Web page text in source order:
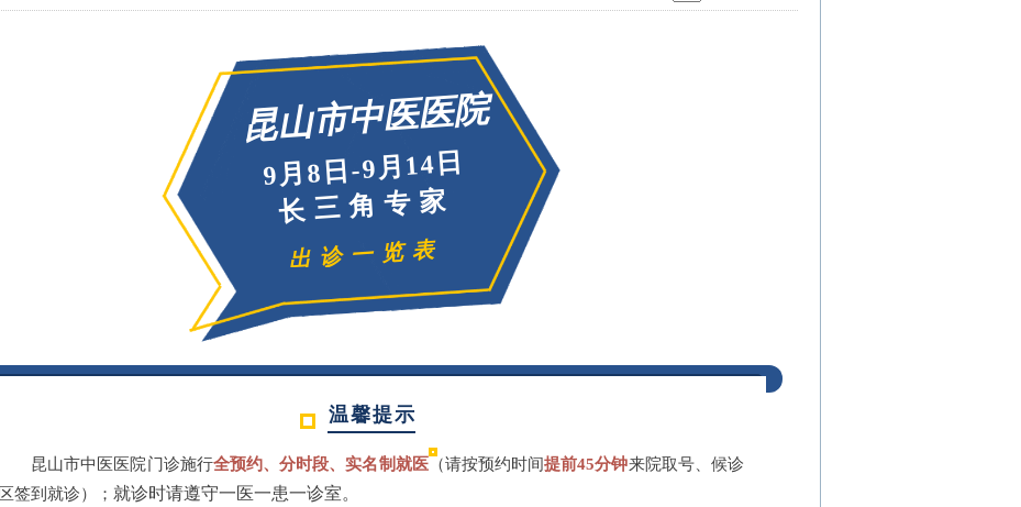
昆山市中医医院
9月8日-9月14日
长三角专家
出诊一览表
温馨提示
昆山市中医医院门诊施行全预约、分时段、实名制就医（请按预约时间提前45分钟来院取号、候诊
区签到就诊）
； 就诊时请遵守一医一患一诊室。